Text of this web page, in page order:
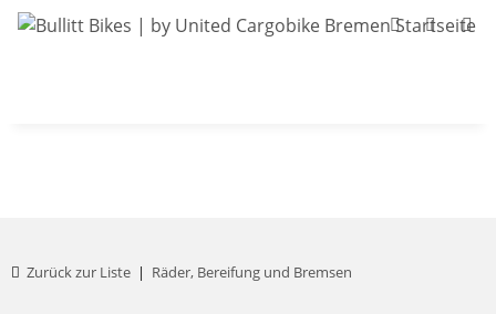
Zurück zur Liste Räder, Bereifung und Bremsen